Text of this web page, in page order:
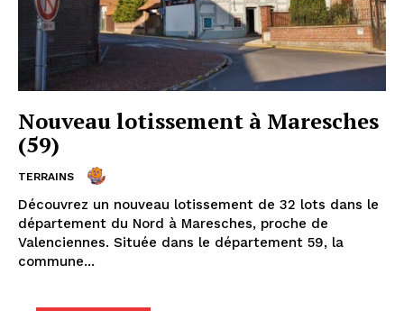
Nouveau lotissement à Maresches
(59)
TERRAINS
Découvrez un nouveau lotissement de 32 lots dans le
département du Nord à Maresches, proche de
Valenciennes. Située dans le département 59, la
commune...